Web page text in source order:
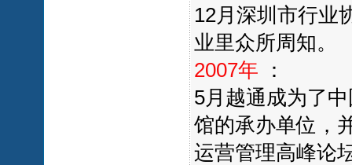
12月深圳市行业
业里众所周知。
2007年
：
5月越通成为了
馆的承办单位，
运营管理高峰论